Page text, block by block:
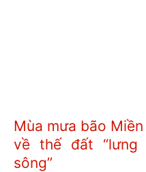
Mùa mưa bão
về thế đất “lưng
sông”